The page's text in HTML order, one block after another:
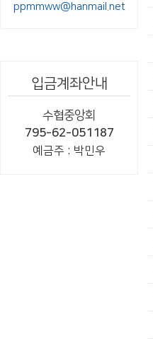
ppmmww@hanmail.net
입금계좌안내
수협중앙회
795-62-051187
예금주 : 박민우